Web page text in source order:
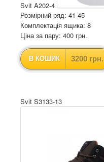
Svit A202-4
Розмірний ряд: 41-45
Комплектація ящика: 8
Ціна за пару: 400 грн.
В КОШИК 3200 грн.
Svit S3133-13